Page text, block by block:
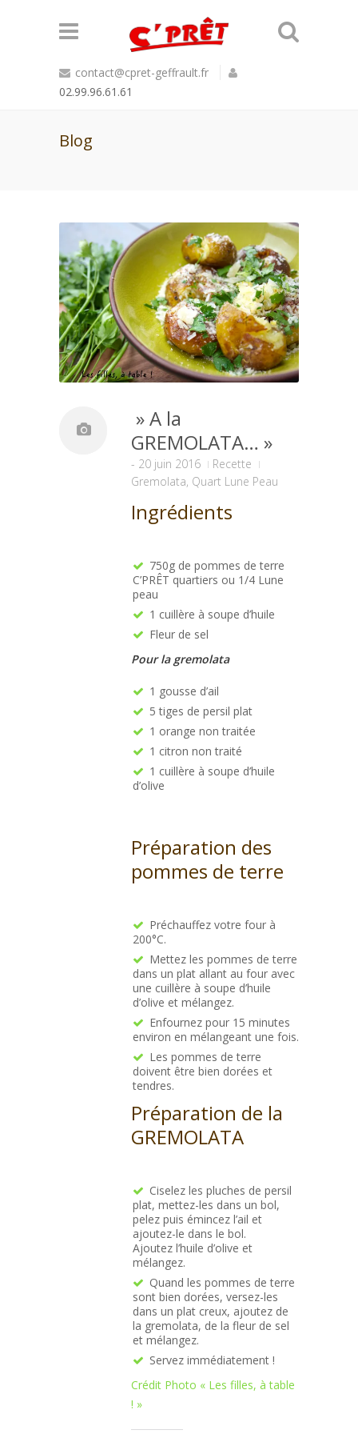
contact@cpret-geffrault.fr
02.99.96.61.61
Blog
» A la
GREMOLATA… »
- 20 juin 2016
Recette
Gremolata, Quart Lune Peau
Ingrédients
750g de pommes de terre
C’PRÊT quartiers ou 1/4 Lune
peau
1 cuillère à soupe d’huile
Fleur de sel
Pour la gremolata
1 gousse d’ail
5 tiges de persil plat
1 orange non traitée
1 citron non traité
1 cuillère à soupe d’huile
d’olive
Préparation des
pommes de terre
Préchauffez votre four à
200°C.
Mettez les pommes de terre
dans un plat allant au four avec
une cuillère à soupe d’huile
d’olive et mélangez.
Enfournez pour 15 minutes
environ en mélangeant une fois.
Les pommes de terre
doivent être bien dorées et
tendres.
Préparation de la
GREMOLATA
Ciselez les pluches de persil
plat, mettez-les dans un bol,
pelez puis émincez l’ail et
ajoutez-le dans le bol.
Ajoutez l’huile d’olive et
mélangez.
Quand les pommes de terre
sont bien dorées, versez-les
dans un plat creux, ajoutez de
la gremolata, de la fleur de sel
et mélangez.
Servez immédiatement !
Crédit Photo « Les filles, à table
! »